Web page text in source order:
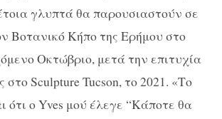
γλυπτά θα παρουσιαστούν σε
Βοτανικό Κήπο της Ερήμου στο
Οκτώβριο, μετά την επιτυχία
στοSculptureTucson,το 2021. «Το
ότι οYves μού έλεγε “Κάποτε θα